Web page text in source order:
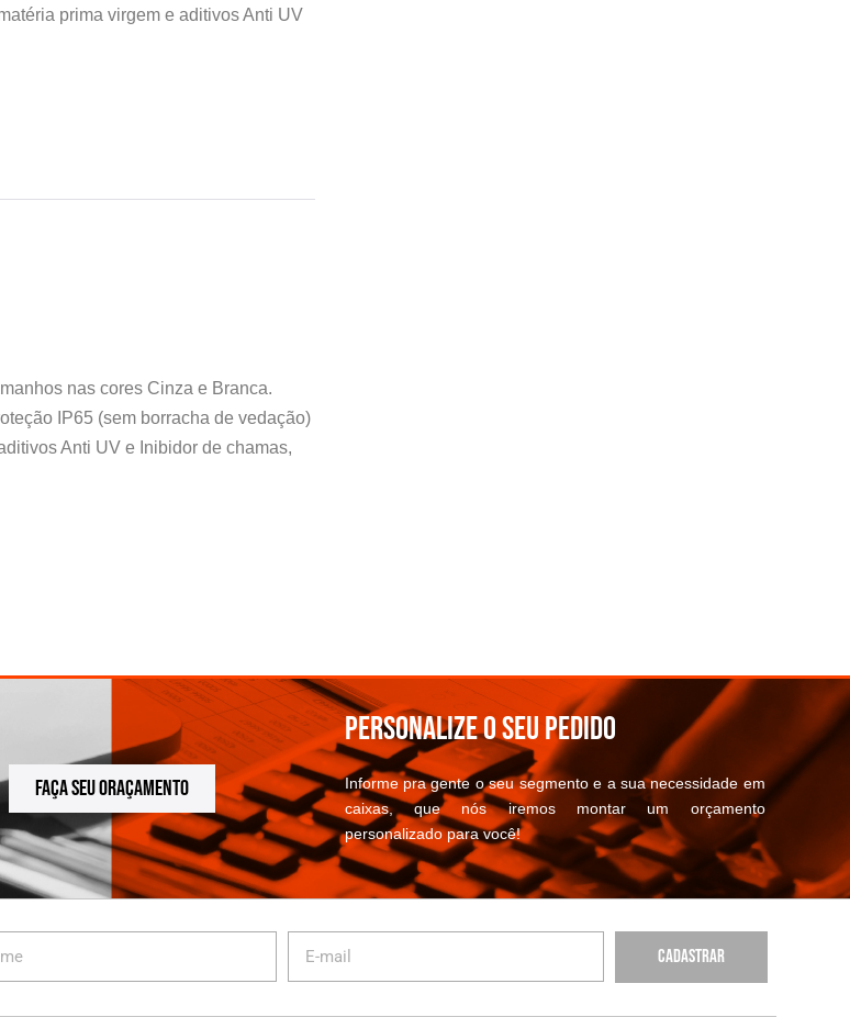
prima virgem e aditivos Anti UV
nas cores Cinza e Branca.
IP65 (sem borracha de vedação)
Anti UV e Inibidor de chamas,
FAÇA SEU ORAÇAMENTO
Personalize o seu pedido
Informe pra gente o seu segmento e a sua necessidade em
caixas, que nós iremos montar um orçamento
personalizado para você!
Cadastrar